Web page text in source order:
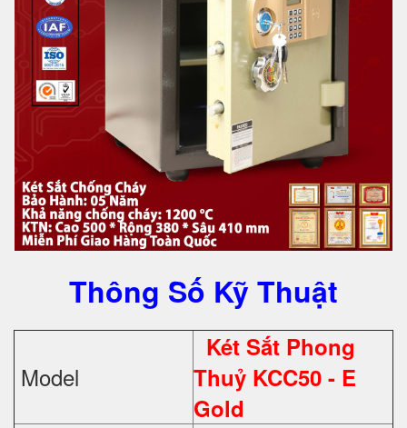
Thông Số Kỹ Thuật
Model
Két Sắt Phong
Thuỷ KCC50 - E
Gold